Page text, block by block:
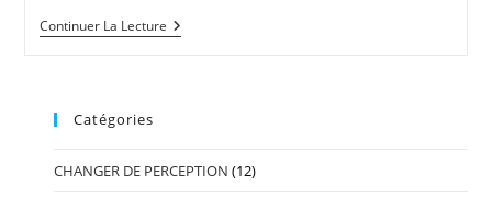
Continuer La LectureMESSAGE
POUR
Catégories
CHANGER DE PERCEPTION (12)